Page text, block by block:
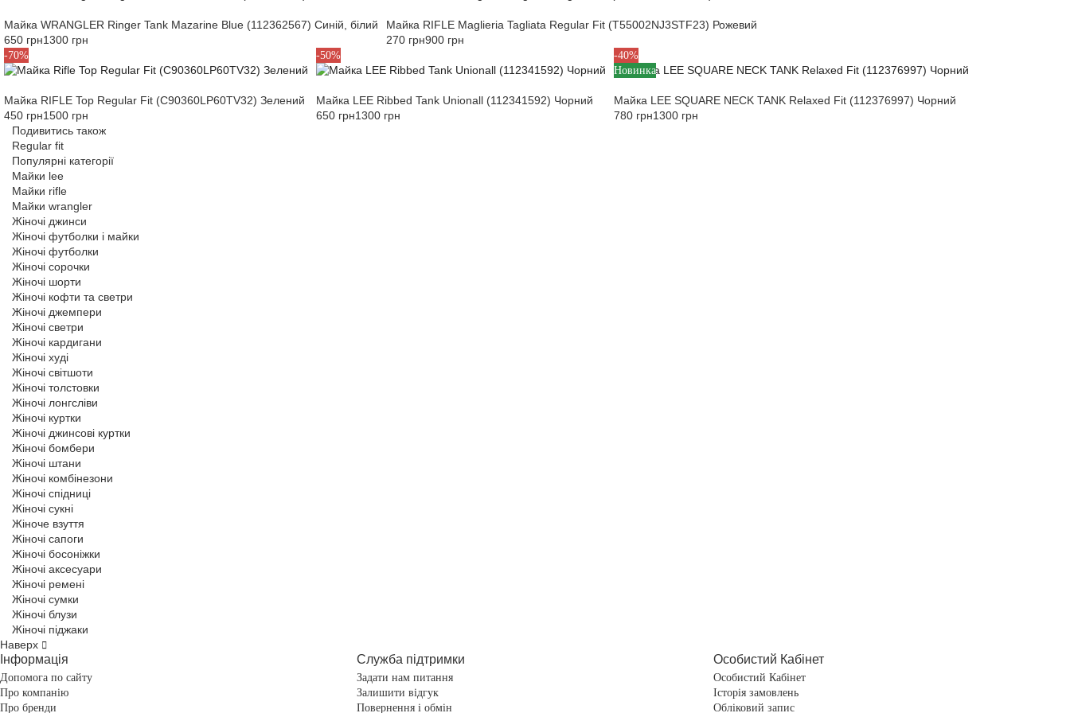
Майка WRANGLER Ringer Tank Mazarine Blue (112362567) Синій, білий
650 грн1300 грн
Майка RIFLE Maglieria Tagliata Regular Fit (T55002NJ3STF23) Рожевий
270 грн900 грн
-70%
SML
Майка RIFLE Top Regular Fit (C90360LP60TV32) Зелений
450 грн1500 грн
-50%
SM
Майка LEE Ribbed Tank Unionall (112341592) Чорний
650 грн1300 грн
-40%
Новинка
SML
Майка LEE SQUARE NECK TANK Relaxed Fit (112376997) Чорний
780 грн1300 грн
Подивитись також
Regular fit
Популярні категорії
Майки lee
Майки rifle
Майки wrangler
Жіночі джинси
Жіночі футболки і майки
Жіночі футболки
Жіночі сорочки
Жіночі шорти
Жіночі кофти та светри
Жіночі джемпери
Жіночі светри
Жіночі кардигани
Жіночі худі
Жіночі світшоти
Жіночі толстовки
Жіночі лонгсліви
Жіночі куртки
Жіночі джинсові куртки
Жіночі бомбери
Жіночі штани
Жіночі комбінезони
Жіночі спідниці
Жіночі сукні
Жіноче взуття
Жіночі сапоги
Жіночі босоніжки
Жіночі аксесуари
Жіночі ремені
Жіночі сумки
Жіночі блузи
Жіночі піджаки
Наверх
Інформація
Допомога по сайту
Про компанію
Про бренди
Служба підтримки
Задати нам питання
Залишити відгук
Повернення і обмін
Особистий Кабінет
Особистий Кабінет
Історія замовлень
Обліковий запис